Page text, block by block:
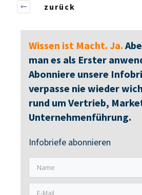
zurück
Wissen ist Macht. Ja.
man es als Erster
Abonniere unsere
verpasse nie wieder
rund um Vertrieb,
Unternehmenführung.
Infobriefe abonnieren